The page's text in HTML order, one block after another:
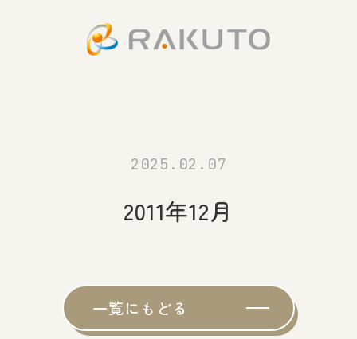
2025.02.07
2011年12月
一覧にもどる